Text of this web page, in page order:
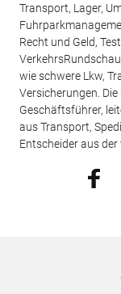
Transport, Lager,
Recht und Geld,
wie schwere Lkw,
Versicherungen.
Geschäftsführer,
aus Transport,
Entscheider aus